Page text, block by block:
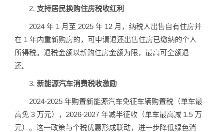
2. 支持居民换购住房税收红利
2024 年 1 月至 2025 年 12 月，纳税人出售自有住房并
在 1 年内重新购房的，可申请退还出售住房已缴纳的个人
所得税。退税金额以新购住房金额为限，最高可全额退
还。
3. 新能源汽车消费税收激励
2024-2025 年购置新能源汽车免征车辆购置税（单车最
高免 3 万元），2026-2027 年减半征收（单车最高减 1.5 万
元）。这一政策与个税优惠形成联动，进一步降低绿色消